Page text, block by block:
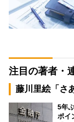
注目の著者・
藤川里絵「さ
5年
ポイ